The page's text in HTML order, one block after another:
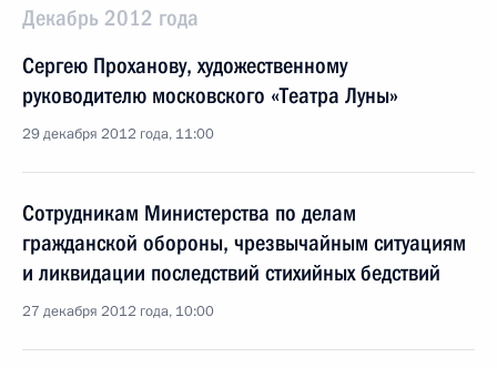
Декабрь 2012 года
Сергею Проханову, художественному
руководителю московского «Театра Луны»
29 декабря 2012 года, 11:00
Сотрудникам Министерства по делам
гражданской обороны, чрезвычайным ситуациям
и ликвидации последствий стихийных бедствий
27 декабря 2012 года, 10:00